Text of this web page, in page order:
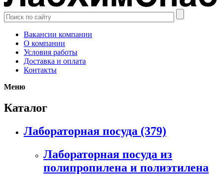
Вакансии компании
О компании
Условия работы
Доставка и оплата
Контакты
Меню
Каталог
Лабораторная посуда (379)
Лабораторная посуда из
полипропилена и полиэтилена